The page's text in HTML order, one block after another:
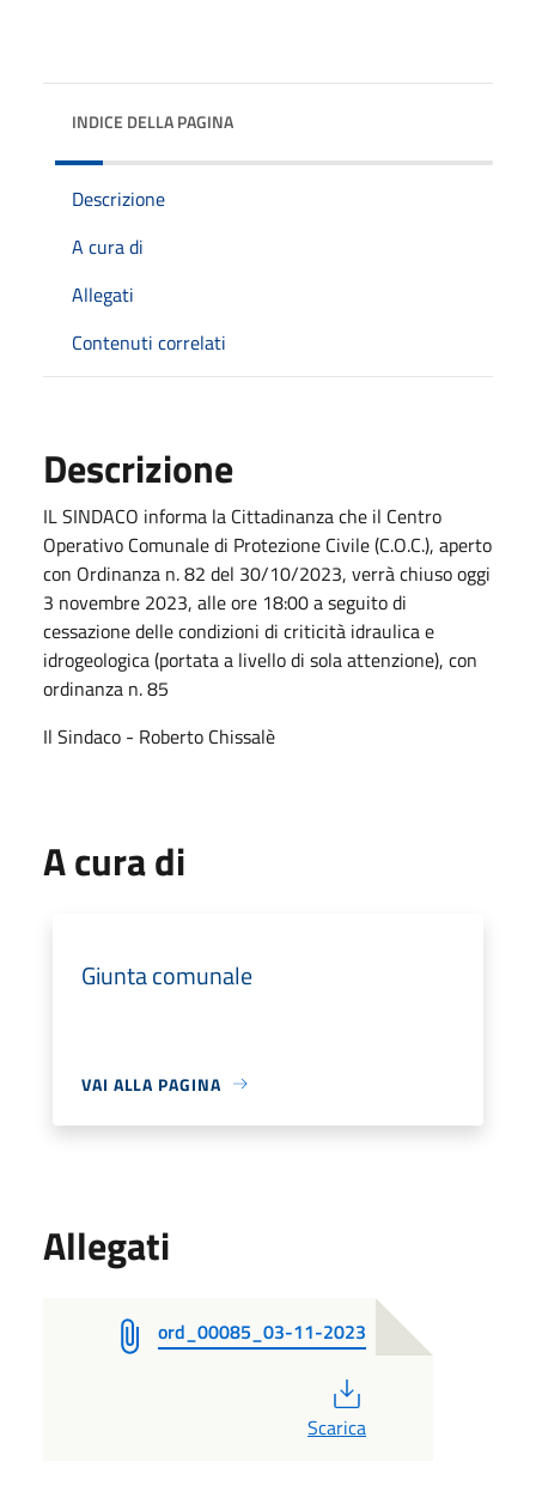
INDICE DELLA PAGINA
Descrizione
A cura di
Allegati
Contenuti correlati
Descrizione
IL SINDACO informa la Cittadinanza che il Centro
Operativo Comunale di Protezione Civile (C.O.C.), aperto
con Ordinanza n. 82 del 30/10/2023, verrà chiuso oggi
3 novembre 2023, alle ore 18:00 a seguito di
cessazione delle condizioni di criticità idraulica e
idrogeologica (portata a livello di sola attenzione), con
ordinanza n. 85
Il Sindaco - Roberto Chissalè
A cura di
Giunta comunale
VAI ALLA PAGINA
Allegati
ord_00085_03-11-2023
Scarica